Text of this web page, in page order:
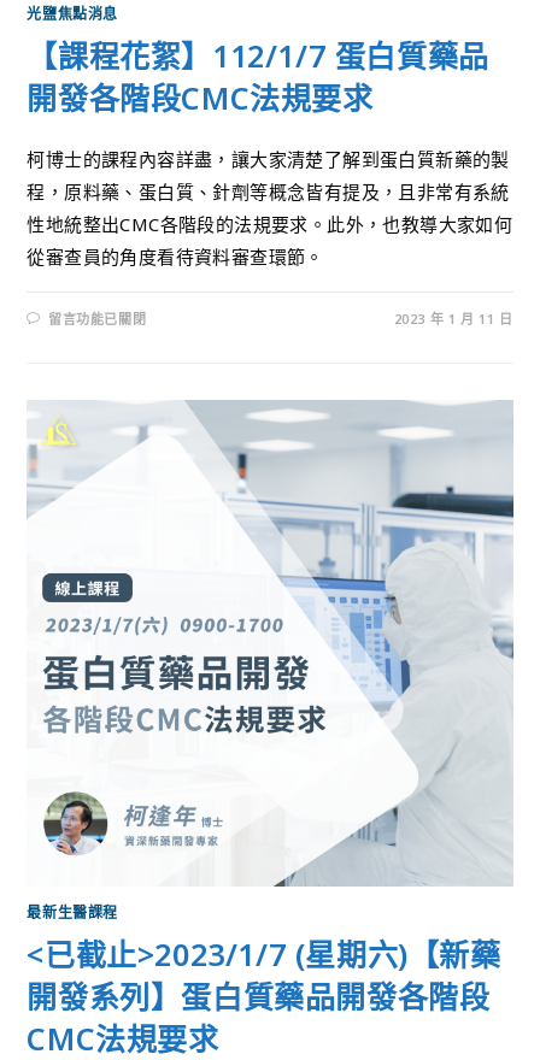
光鹽焦點消息
【課程花絮】112/1/7 蛋白質藥品
開發各階段CMC法規要求
柯博士的課程內容詳盡，讓大家清楚了解到蛋白質新藥的製
程，原料藥、蛋白質、針劑等概念皆有提及，且非常有系統
性地統整出CMC各階段的法規要求。此外，也教導大家如何
從審查員的角度看待資料審查環節。
留言功能已關閉 2023 年 1 月 11 日
最新生醫課程
<已截止>2023/1/7 (星期六)【新藥
開發系列】蛋白質藥品開發各階段
CMC法規要求